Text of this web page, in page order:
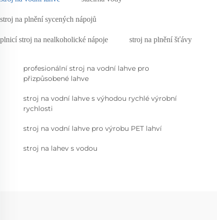
stroj na plnění sycených nápojů
plnicí stroj na nealkoholické nápoje stroj na plnění šťávy
profesionální stroj na vodní lahve pro
přizpůsobené lahve
stroj na vodní lahve s výhodou rychlé výrobní
rychlosti
stroj na vodní lahve pro výrobu PET lahví
stroj na lahev s vodou